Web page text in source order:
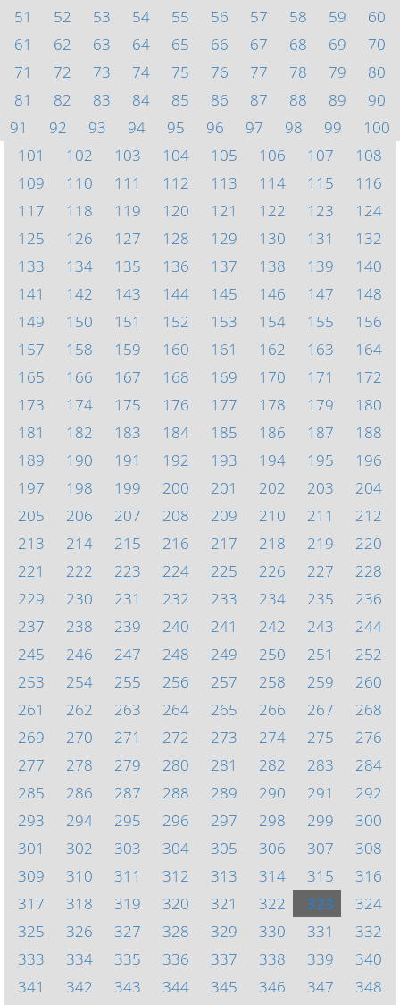
51
52 53 54 55 56 57 58 59
60
61
62 63 64 65 66 67 68 69
70
71
72 73 74 75 76 77 78 79
80
81
82 83 84 85 86 87 88 89
90
91
92 93 94 95 96 97 98 99
100
101
102 103 104 105 106 107
108
109
110 111 112 113 114 115
116
117
118 119 120 121 122 123
124
125
126 127 128 129 130 131
132
133
134 135 136 137 138 139
140
141
142 143 144 145 146 147
148
149
150 151 152 153 154 155
156
157
158 159 160 161 162 163
164
165
166 167 168 169 170 171
172
173
174 175 176 177 178 179
180
181
182 183 184 185 186 187
188
189
190 191 192 193 194 195
196
197
198 199 200 201 202 203
204
205
206 207 208 209 210 211
212
213
214 215 216 217 218 219
220
221
222 223 224 225 226 227
228
229
230 231 232 233 234 235
236
237
238 239 240 241 242 243
244
245
246 247 248 249 250 251
252
253
254 255 256 257 258 259
260
261
262 263 264 265 266 267
268
269
270 271 272 273 274 275
276
277
278 279 280 281 282 283
284
285
286 287 288 289 290 291
292
293
294 295 296 297 298 299
300
301
302 303 304 305 306 307
308
309
310 311 312 313 314 315
316
317
318 319 320 321 322 323
324
325
326 327 328 329 330 331
332
333
334 335 336 337 338 339
340
341
342 343 344 345 346 347
348